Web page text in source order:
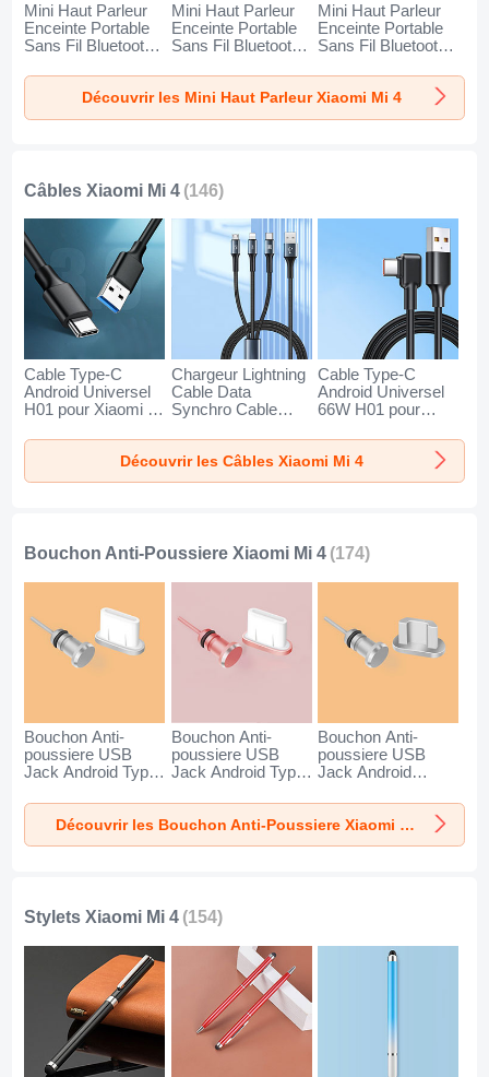
Mini Haut Parleur
Enceinte Portable
Sans Fil Bluetooth
pour Xiaomi Mi 4
Mini Haut Parleur
Enceinte Portable
Sans Fil Bluetooth
pour Xiaomi Mi 4
Noir
Mini Haut Parleur
Enceinte Portable
Sans Fil Bluetooth
pour Xiaomi Mi 4
Bleu
Découvrir les Mini Haut Parleur Xiaomi Mi 4
Câbles Xiaomi Mi 4 (146)
Cable Type-C
Android Universel
H01 pour Xiaomi Mi
Chargeur Lightning
Cable Data
Synchro Cable
Type-C 100W H01
pour Xiaomi Mi 4
Noir
Cable Type-C
Android Universel
66W H01 pour
Découvrir les Câbles Xiaomi Mi 4
Bouchon Anti-Poussiere Xiaomi Mi 4 (174)
Bouchon Anti-
poussiere USB
Jack Android Type-
Xiaomi Mi 4 Argent
Bouchon Anti-
poussiere USB
Jack Android Type-
Xiaomi Mi 4 Or
Rose
Bouchon Anti-
poussiere USB
Jack Android
Xiaomi Mi 4 Argent
Découvrir les Bouchon Anti-Poussiere Xiaomi Mi 4
Stylets Xiaomi Mi 4 (154)